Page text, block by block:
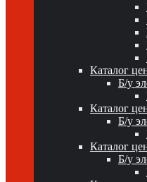
Каталог
Б/у
Каталог
Б/у
Каталог
Б/у